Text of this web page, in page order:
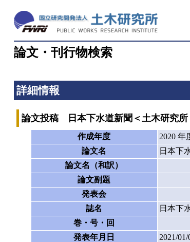
論文・刊行物検索
詳細情報
論文投稿 日本下水道新聞＜土木研究所
作成年度
2020 年
論文名
日本下
論文名（和訳）
論文副題
発表会
誌名
日本下
巻・号・回
発表年月日
2021/01/